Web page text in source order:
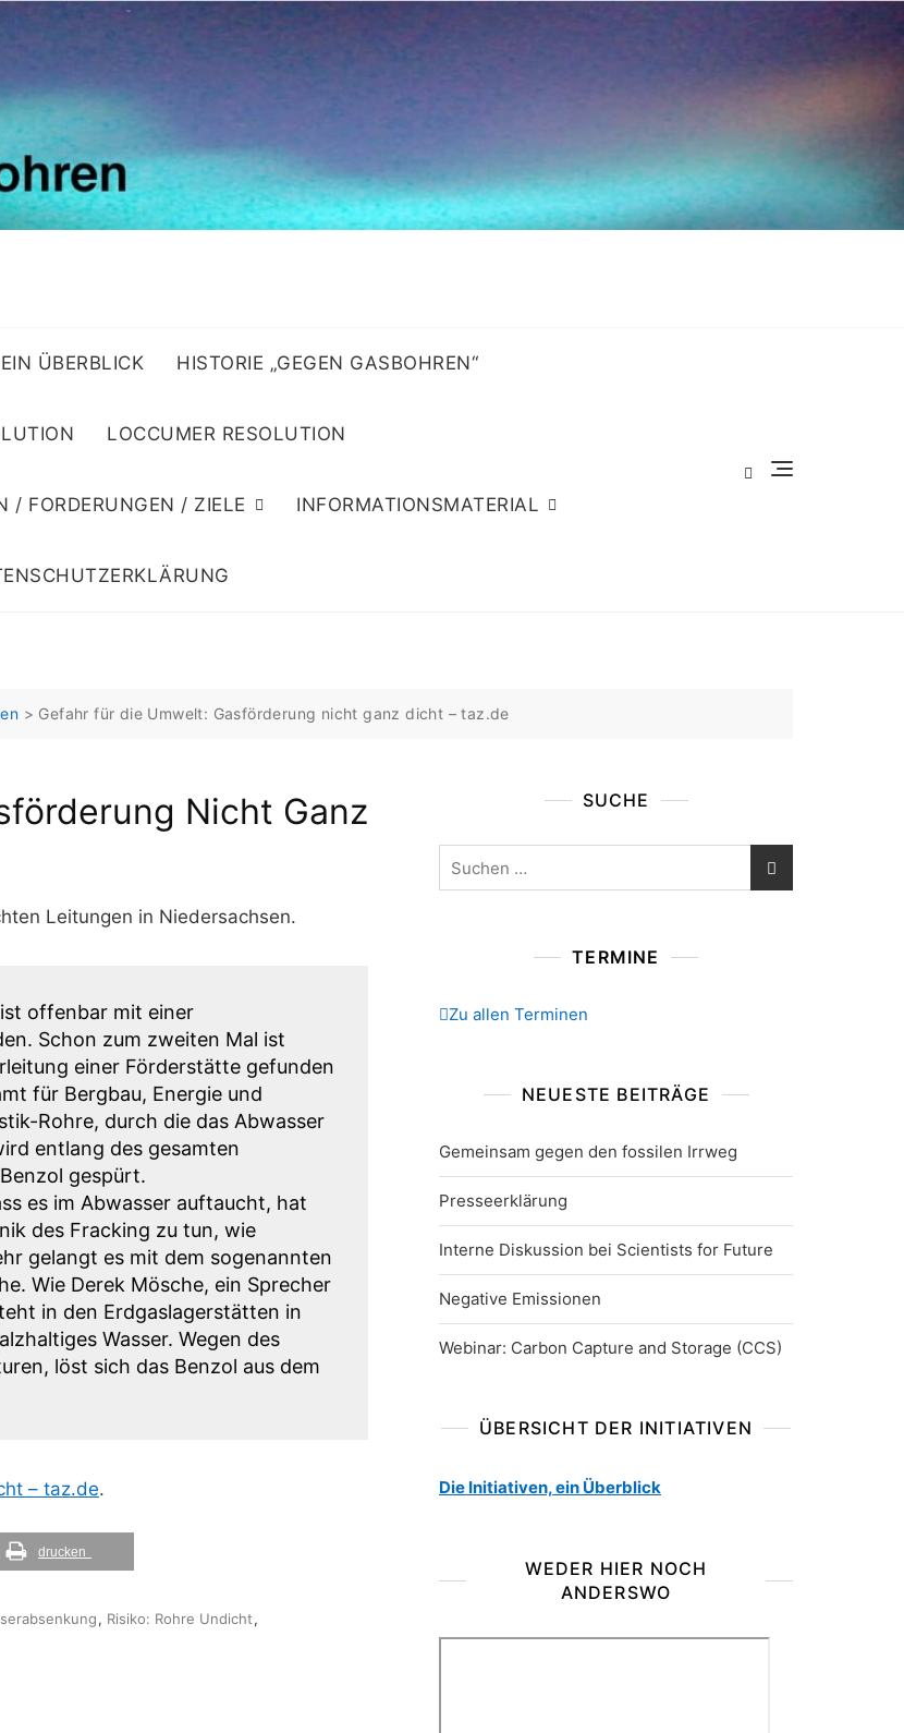
ÜBERBLICK HISTORIE „GEGEN GASBOHREN“
LOCCUMER RESOLUTION
/ FORDERUNGEN / ZIELE INFORMATIONSMATERIAL
> Gefahr für die Umwelt: Gasförderung nicht ganz dicht – taz.de
Nicht Ganz
Leitungen in Niedersachsen.
offenbar mit einer
Schon zum zweiten Mal ist
einer Förderstätte gefunden
für Bergbau, Energie und
Rohre, durch die das Abwasser
entlang des gesamten
gespürt.
es im Abwasser auftaucht, hat
des Fracking zu tun, wie
gelangt es mit dem sogenannten
Wie Derek Mösche, ein Sprecher
in den Erdgaslagerstätten in
Wasser. Wegen des
löst sich das Benzol aus dem
– taz.de.
drucken
, Risiko: Rohre Undicht,
SUCHE
TERMINE
Zu allen Terminen
NEUESTE BEITRÄGE
Gemeinsam gegen den fossilen Irrweg
Presseerklärung
Interne Diskussion bei Scientists for Future
Negative Emissionen
Webinar: Carbon Capture and Storage (CCS)
ÜBERSICHT DER INITIATIVEN
Die Initiativen, ein Überblick
WEDER HIER NOCH
ANDERSWO